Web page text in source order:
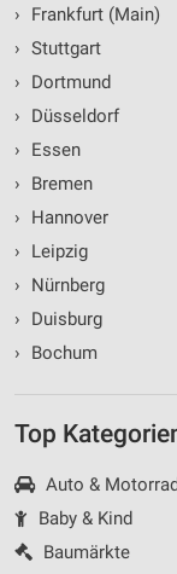
›
Frankfurt (Main)
› Stuttgart
›
Dortmund
›
Düsseldorf
›
Essen
›
Bremen
›
Hannover
›
Leipzig
›
Nürnberg
›
Duisburg
›
Bochum
Top
Auto & Motorrad
Baby & Kind
Baumärkte